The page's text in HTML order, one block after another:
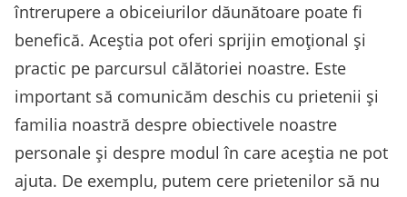
întrerupere a obiceiurilor dăunătoare poate fi
benefică. Aceștia pot oferi sprijin emoțional și
practic pe parcursul călătoriei noastre. Este
important să comunicăm deschis cu prietenii și
familia noastră despre obiectivele noastre
personale și despre modul în care aceștia ne pot
ajuta. De exemplu, putem cere prietenilor să nu